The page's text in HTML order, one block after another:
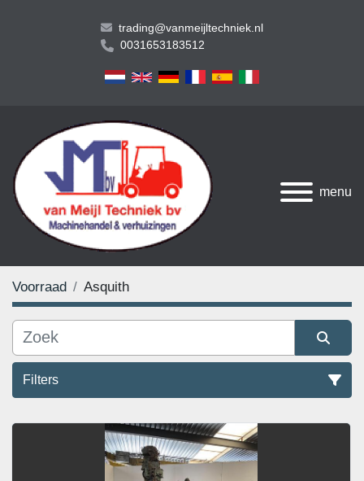
trading@vanmeijltechniek.nl
0031653183512
menu
Voorraad Asquith
Filters
Alle categoriën
Sorteren op